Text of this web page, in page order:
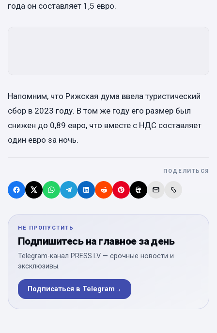
года он составляет 1,5 евро.
Напомним, что Рижская дума ввела туристический
сбор в 2023 году. В том же году его размер был
снижен до 0,89 евро, что вместе с НДС составляет
один евро за ночь.
ПОДЕЛИТЬСЯ
НЕ ПРОПУСТИТЬ
Подпишитесь на главное за день
Telegram-канал PRESS.LV — срочные новости и
эксклюзивы.
Подписаться в Telegram→